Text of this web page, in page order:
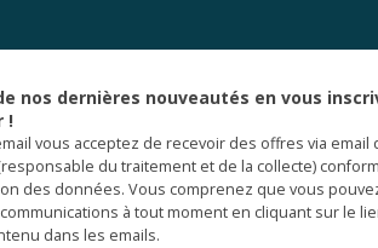
nos dernières nouveautés en vous
!
vous acceptez de recevoir des offres via email
du traitement et de la collecte)
des données. Vous comprenez que vous
à tout moment en cliquant sur le
dans les emails.